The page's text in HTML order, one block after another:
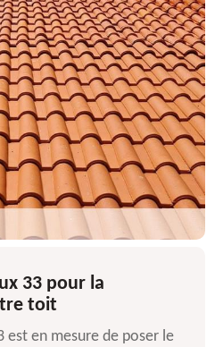
33 pour la
toit
est en mesure de poser le